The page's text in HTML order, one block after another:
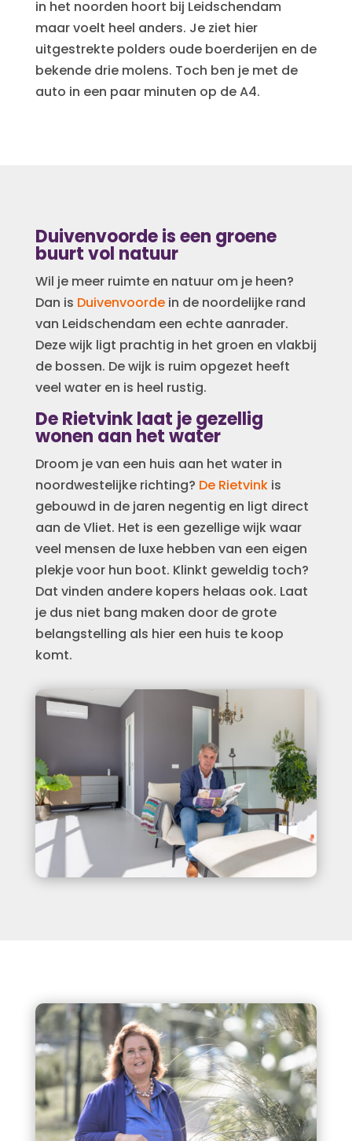
in het noorden hoort bij Leidschendam
maar voelt heel anders. Je ziet hier
uitgestrekte polders oude boerderijen en de
bekende drie molens. Toch ben je met de
auto in een paar minuten op de A4.
​Duivenvoorde is een groene
buurt vol natuur
Wil je meer ruimte en natuur om je heen?
Dan is Duivenvoordein de noordelijke rand
van Leidschendam een echte aanrader.
Deze wijk ligt prachtig in het groen en vlakbij
de bossen. De wijk is ruim opgezet heeft
veel water en is heel rustig.
De Rietvink laat je gezellig
wonen aan het water
Droom je van een huis aan het water in
noordwestelijke richting? De Rietvinkis
gebouwd in de jaren negentig en ligt direct
aan de Vliet. Het is een gezellige wijk waar
veel mensen de luxe hebben van een eigen
plekje voor hun boot. Klinkt geweldig toch?
Dat vinden andere kopers helaas ook. Laat
je dus niet bang maken door de grote
belangstelling als hier een huis te koop
komt.